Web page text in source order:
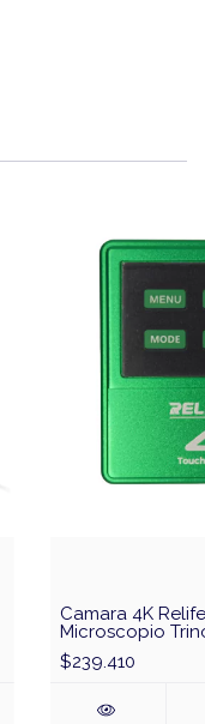
Camara 4K
Microscopio
$239.410